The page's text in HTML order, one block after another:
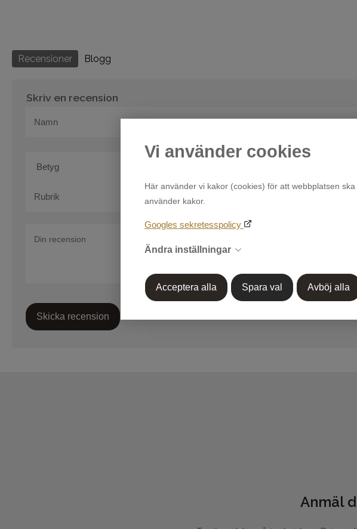
Vi använder cookies
Här använder vi kakor (cookies) för att webbplatsen
använder kakor.
Googles sekretesspolicy
Ändra inställningar
Acceptera alla Spara val Avböj alla
Recensioner
Skriv en recension
Skicka recension
Blogg
Anmäl